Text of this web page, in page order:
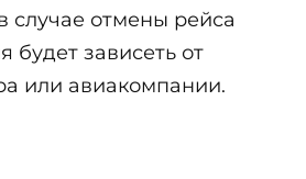
случае отмены рейса
будет зависеть от
или авиакомпании.